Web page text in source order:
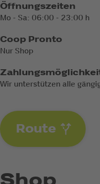
Öffnungszeiten
Mo - Sa: 06:00 - 23:00 h
Coop Pronto
Nur Shop
Wir unterstützen alle
Route